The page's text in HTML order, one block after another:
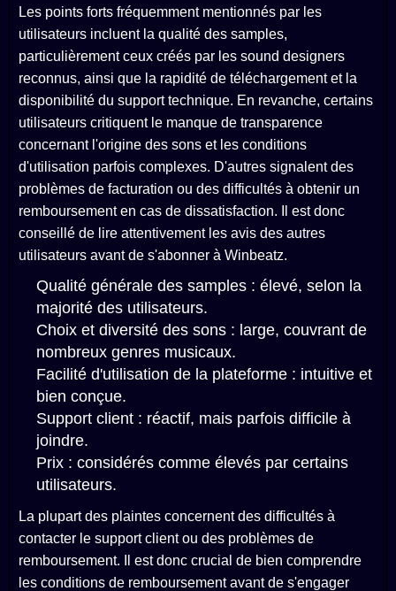
Les points forts fréquemment mentionnés par les
utilisateurs incluent la qualité des samples,
particulièrement ceux créés par les sound designers
reconnus, ainsi que la rapidité de téléchargement et la
disponibilité du support technique. En revanche, certains
utilisateurs critiquent le manque de transparence
concernant l'origine des sons et les conditions
d'utilisation parfois complexes. D'autres signalent des
problèmes de facturation ou des difficultés à obtenir un
remboursement en cas de dissatisfaction. Il est donc
conseillé de lire attentivement les avis des autres
utilisateurs avant de s'abonner à Winbeatz.
Qualité générale des samples : élevé, selon la
majorité des utilisateurs.
Choix et diversité des sons : large, couvrant de
nombreux genres musicaux.
Facilité d'utilisation de la plateforme : intuitive et
bien conçue.
Support client : réactif, mais parfois difficile à
joindre.
Prix : considérés comme élevés par certains
utilisateurs.
La plupart des plaintes concernent des difficultés à
contacter le support client ou des problèmes de
remboursement. Il est donc crucial de bien comprendre
les conditions de remboursement avant de s'engager